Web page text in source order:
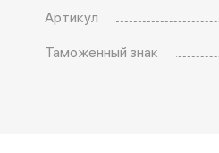
Артикул
Таможенный знак